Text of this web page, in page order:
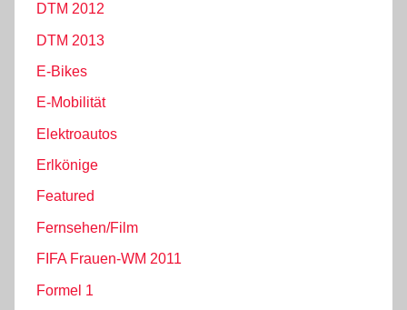
DTM 2012
DTM 2013
E-Bikes
E-Mobilität
Elektroautos
Erlkönige
Featured
Fernsehen/Film
FIFA Frauen-WM 2011
Formel 1